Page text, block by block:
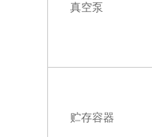
真空泵
贮存容器